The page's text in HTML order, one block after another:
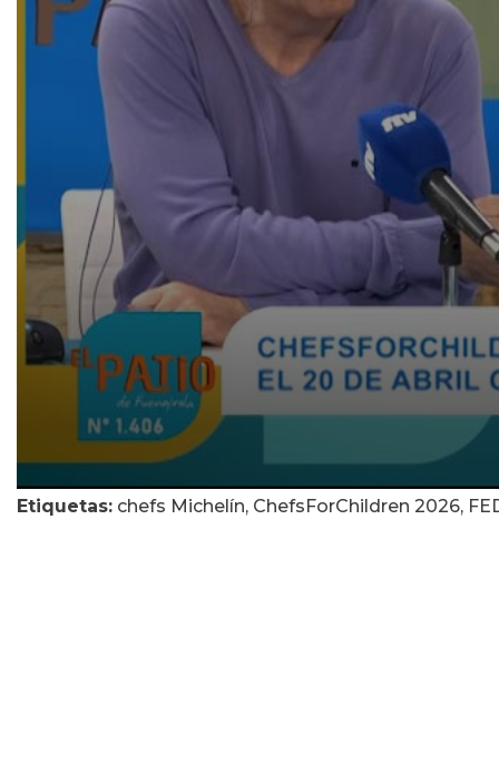
0
seconds
Etiquetas: chefs Michelín, ChefsForChildren 2026,